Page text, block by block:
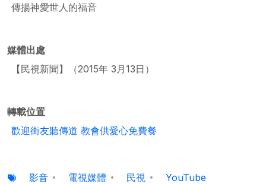
傳揚神愛世人的福音
媒體出處
【民視新聞】（2015年 3月13日）
轉載位置
歡迎街友聽傳道 教會供愛心免費餐
影音 電視媒體 民視 YouTube